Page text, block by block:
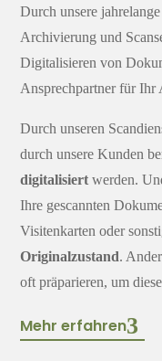
Durch unsere
Archivierung und
Digitalisieren von
Ansprechpartner für Ihr
Durch unseren
durch unsere Kunden
digitalisiert werden.
Ihre gescannten
Visitenkarten oder
Originalzustand.
oft präparieren, um
Mehr erfahren